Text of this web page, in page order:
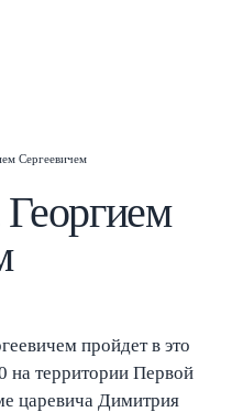
Сергеевичем
пройдет в это
на территории Первой
царевича Димитрия
Shift + ?